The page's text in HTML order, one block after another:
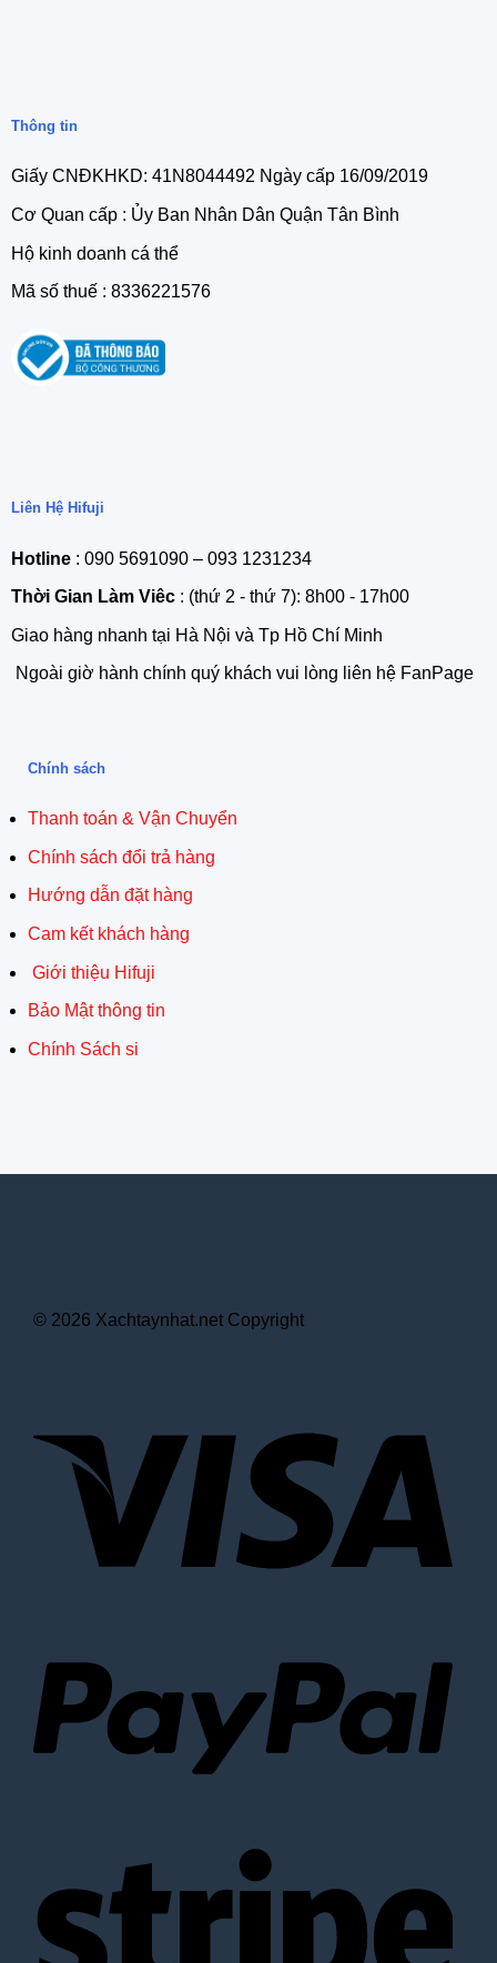
Thông tin
Giấy CNĐKHKD: 41N8044492 Ngày cấp 16/09/2019
Cơ Quan cấp : Ủy Ban Nhân Dân Quận Tân Bình
Hộ kinh doanh cá thể
Mã số thuế : 8336221576
Liên Hệ Hifuji
Hotline: 090 5691090 – 093 1231234
Thời Gian Làm Viêc: (thứ 2 - thứ 7): 8h00 - 17h00
Giao hàng nhanh tại Hà Nội và Tp Hồ Chí Minh
Ngoài giờ hành chính quý khách vui lòng liên hệ FanPage
Chính sách
Thanh toán & Vận Chuyển
Chính sách đổi trả hàng
Hướng dẫn đặt hàng
Cam kết khách hàng
Giới thiệu Hifuji
Bảo Mật thông tin
Chính Sách si
© 2026 Xachtaynhat.net Copyright